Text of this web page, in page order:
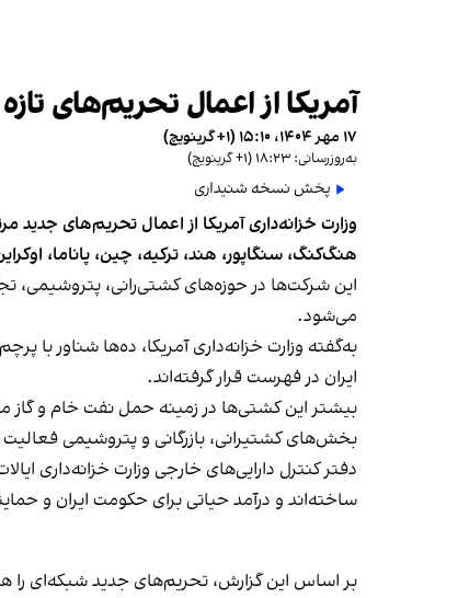
آمریکا از اعمال تحریم‌های
۱۷ مهر ۱۴۰۴، ۱۵:۱۰ (‎+۱ گرینویچ)
به‌روزرسانی: ۱۸:۲۳ (‎+۱ گرینویچ)
پخش نسخه شنیداری
هنگ‌کنگ، سنگاپور، هند، ترکیه، چین، پاناما،
این شرکت‌ها در حوزه‌های کشتی‌رانی، پتروشیمی،
می‌شود.
به‌گفته وزارت خزانه‌داری آمریکا، ده‌ها شناور با
ایران در فهرست قرار گرفته‌اند.
بخش‌های کشتیرانی، بازرگانی و پتروشیمی فعالیت
دفتر کنترل دارایی‌های خارجی وزارت خزانه‌داری
ساخته‌اند و درآمد حیاتی برای حکومت ایران و
بر اساس این گزارش، تحریم‌های جدید شبکه‌ای را